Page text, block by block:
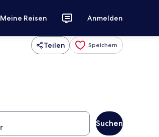
Meine Reisen Anmelden
Teilen Speichern
Suchen